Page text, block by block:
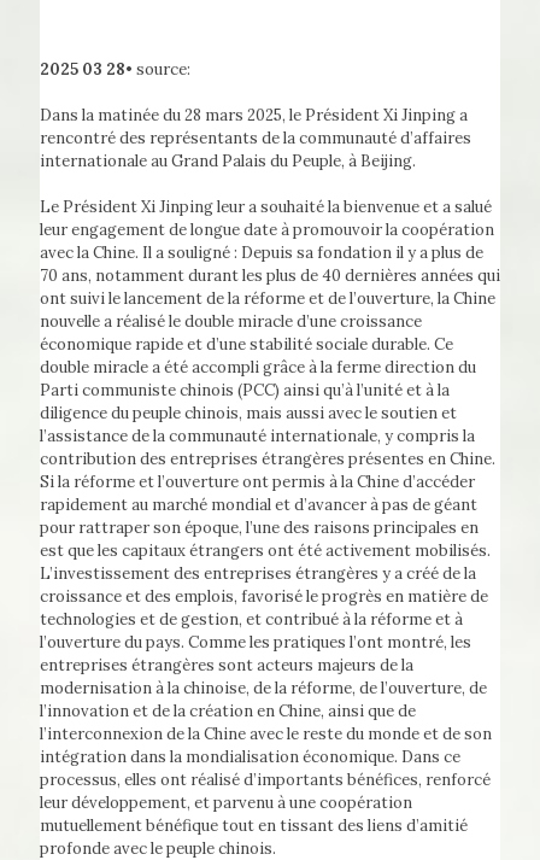
2025 03 28• source:
Dans la matinée du 28 mars 2025, le Président Xi Jinping a
rencontré des représentants de la communauté d’affaires
internationale au Grand Palais du Peuple, à Beijing.
Le Président Xi Jinping leur a souhaité la bienvenue et a salué
leur engagement de longue date à promouvoir la coopération
avec la Chine. Il a souligné : Depuis sa fondation il y a plus de
70 ans, notamment durant les plus de 40 dernières années qui
ont suivi le lancement de la réforme et de l’ouverture, la Chine
nouvelle a réalisé le double miracle d’une croissance
économique rapide et d’une stabilité sociale durable. Ce
double miracle a été accompli grâce à la ferme direction du
Parti communiste chinois (PCC) ainsi qu’à l’unité et à la
diligence du peuple chinois, mais aussi avec le soutien et
l’assistance de la communauté internationale, y compris la
contribution des entreprises étrangères présentes en Chine.
Si la réforme et l’ouverture ont permis à la Chine d’accéder
rapidement au marché mondial et d’avancer à pas de géant
pour rattraper son époque, l’une des raisons principales en
est que les capitaux étrangers ont été activement mobilisés.
L’investissement des entreprises étrangères y a créé de la
croissance et des emplois, favorisé le progrès en matière de
technologies et de gestion, et contribué à la réforme et à
l’ouverture du pays. Comme les pratiques l’ont montré, les
entreprises étrangères sont acteurs majeurs de la
modernisation à la chinoise, de la réforme, de l’ouverture, de
l’innovation et de la création en Chine, ainsi que de
l’interconnexion de la Chine avec le reste du monde et de son
intégration dans la mondialisation économique. Dans ce
processus, elles ont réalisé d’importants bénéfices, renforcé
leur développement, et parvenu à une coopération
mutuellement bénéfique tout en tissant des liens d’amitié
profonde avec le peuple chinois.